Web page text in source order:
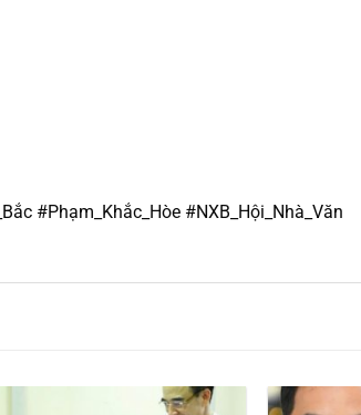
#Phạm_Khắc_Hòe #NXB_Hội_Nhà_Văn